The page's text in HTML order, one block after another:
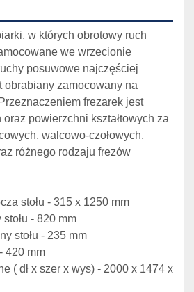
w których obrotowy ruch
we wrzecionie
posuwowe najczęściej
obrabiany zamocowany na
frezarek jest
oraz powierzchni kształtowych za
walcowo-czołowych,
różnego rodzaju frezów
stołu - 315 x 1250 mm
- 820 mm
stołu - 235 mm
420 mm
( dł x szer x wys) - 2000 x 1474 x